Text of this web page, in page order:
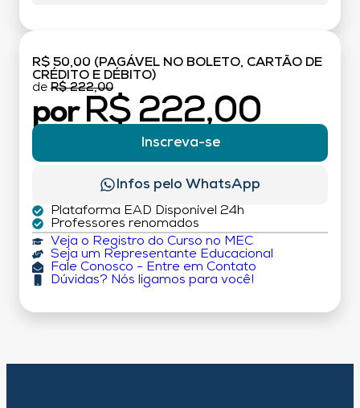
R$ 50,00 (PAGÁVEL NO BOLETO, CARTÃO DE
CRÉDITO E DÉBITO)
de R$ 222,00
por R$ 222,00
Inscreva-se
Infos pelo WhatsApp
Plataforma EAD Disponível 24h
Professores renomados
Veja o Registro do Curso no MEC
Seja um Representante Educacional
Fale Conosco - Entre em Contato
Dúvidas? Nós ligamos para você!